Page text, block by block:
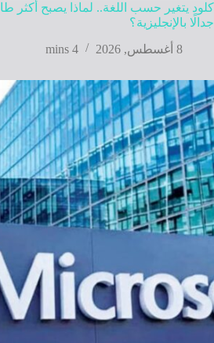
كلود يتغير حسب اللغة.. لماذا يصبح أكثر
جدالًا بالإنجليزية؟
8 أغسطس, 2026
4 mins